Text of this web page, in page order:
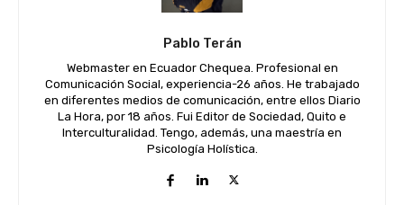
Pablo Terán
Webmaster en Ecuador Chequea. Profesional en
Comunicación Social, experiencia-26 años. He trabajado
en diferentes medios de comunicación, entre ellos Diario
La Hora, por 18 años. Fui Editor de Sociedad, Quito e
Interculturalidad. Tengo, además, una maestría en
Psicología Holística.